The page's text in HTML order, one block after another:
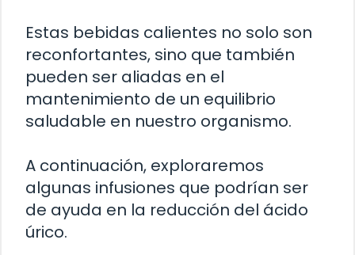
Estas bebidas calientes no solo son
reconfortantes, sino que también
pueden ser aliadas en el
mantenimiento de un equilibrio
saludable en nuestro organismo.
A continuación, exploraremos
algunas infusiones que podrían ser
de ayuda en la reducción del ácido
úrico.